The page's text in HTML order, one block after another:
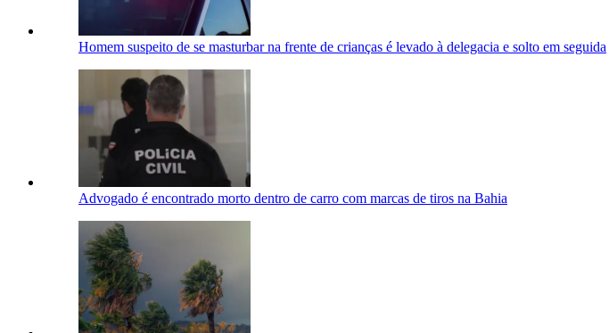
Homem suspeito de se masturbar na frente de crianças é levado à delegacia e solto em seguida
Advogado é encontrado morto dentro de carro com marcas de tiros na Bahia